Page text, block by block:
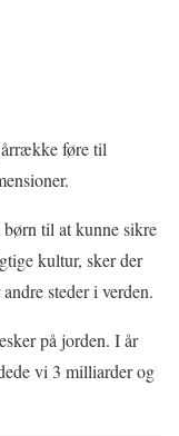
føre til
til at kunne sikre
kultur, sker der
steder i verden.
på jorden. I år
vi 3 milliarder og